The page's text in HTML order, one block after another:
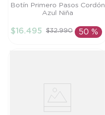
Talla
AÑADIR AL
Botín Primero Pasos Cordón
Azul Niña
$16.495 $32.990 50 %